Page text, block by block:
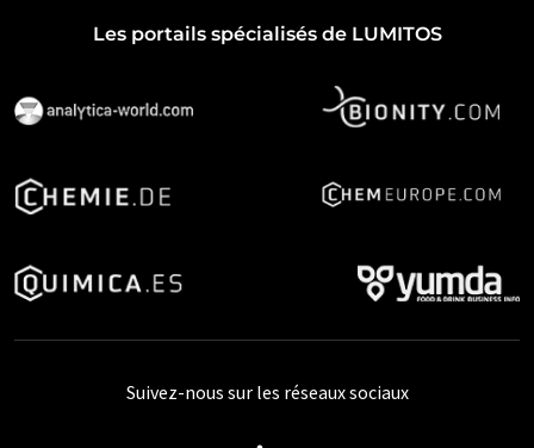
Les portails spécialisés de LUMITOS
Suivez-nous sur les réseaux sociaux